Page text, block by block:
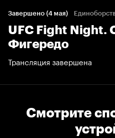
Завершено (4 мая)
UFC Fight Night.
Фигередо
Трансляция завершена
Смотрите